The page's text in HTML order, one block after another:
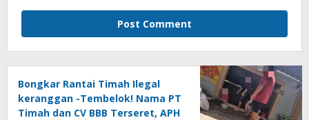
Bongkar Rantai Timah Ilegal
keranggan -Tembelok! Nama PT
Timah dan CV BBB Terseret, APH